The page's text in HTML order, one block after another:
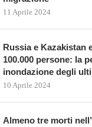
11 Aprile 2024
Russia e Kazakistan
100.000 persone: la
inondazione degli
10 Aprile 2024
Almeno tre morti